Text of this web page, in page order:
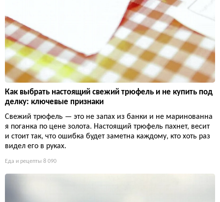
Как выбрать настоящий свежий трюфель и не купить под
делку: ключевые признаки
Свежий трюфель — это не запах из банки и не маринованна
я поганка по цене золота. Настоящий трюфель пахнет, весит
и стоит так, что ошибка будет заметна каждому, кто хоть раз
видел его в руках.
Еда и рецепты 8 090